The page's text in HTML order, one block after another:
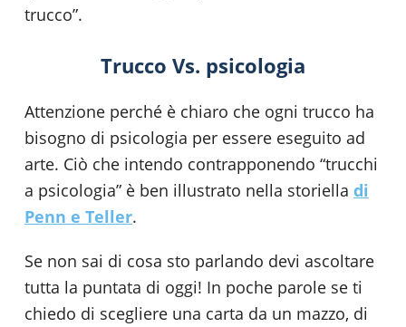
trucco”.
Trucco Vs. psicologia
Attenzione perché è chiaro che ogni trucco ha
bisogno di psicologia per essere eseguito ad
arte. Ciò che intendo contrapponendo “trucchi
a psicologia” è ben illustrato nella storiella di
Penn e Teller.
Se non sai di cosa sto parlando devi ascoltare
tutta la puntata di oggi! In poche parole se ti
chiedo di scegliere una carta da un mazzo, di